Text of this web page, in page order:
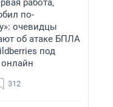
работа,
по-
очевидцы
об атаке БПЛА
под
312